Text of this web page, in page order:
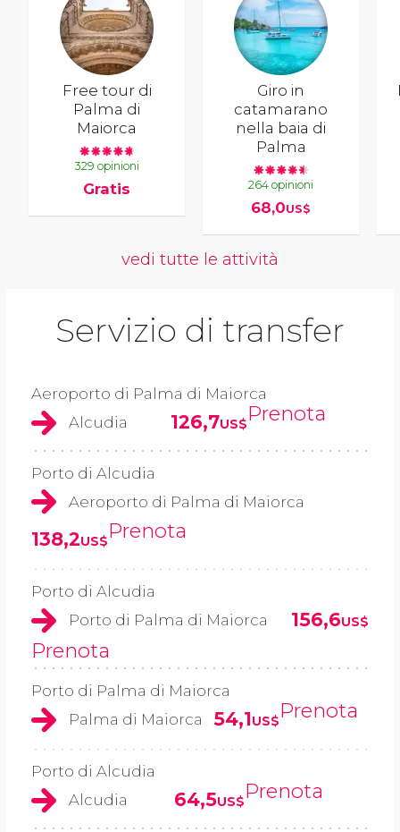
Free tour di
Palma di
Maiorca
329 opinioni
Gratis
Giro in
catamarano
nella baia di
Palma
264 opinioni
68,0US$
vedi tutte le attività
Servizio di transfer
Aeroporto di Palma di Maiorca
Alcudia
126,7US$Prenota
Porto di Alcudia
Aeroporto di Palma di Maiorca
138,2US$Prenota
Porto di Alcudia
Porto di Palma di Maiorca
156,6US$
Prenota
Porto di Palma di Maiorca
Palma di Maiorca
54,1US$Prenota
Porto di Alcudia
Alcudia
64,5US$Prenota